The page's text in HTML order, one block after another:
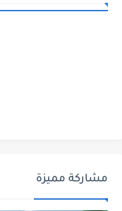
مشاركة مميزة